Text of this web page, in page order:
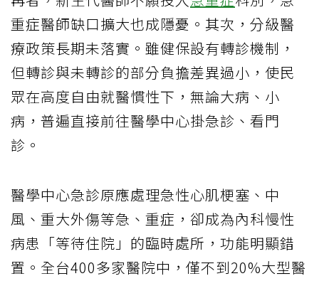
重症醫師缺口擴大也成隱憂。其次，分級醫
療政策長期未落實。雖健保設有轉診機制，
但轉診與未轉診的部分負擔差異過小，使民
眾在高度自由就醫慣性下，無論大病、小
病，普遍直接前往醫學中心掛急診、看門
診。
醫學中心急診原應處理急性心肌梗塞、中
風、重大外傷等急、重症，卻成為內科慢性
病患「等待住院」的臨時處所，功能明顯錯
置。全台400多家醫院中，僅不到20%大型醫